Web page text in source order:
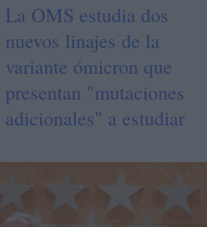
La OMS estudia dos
nuevos linajes de la
variante ómicron que
presentan "mutaciones
adicionales" a estudiar